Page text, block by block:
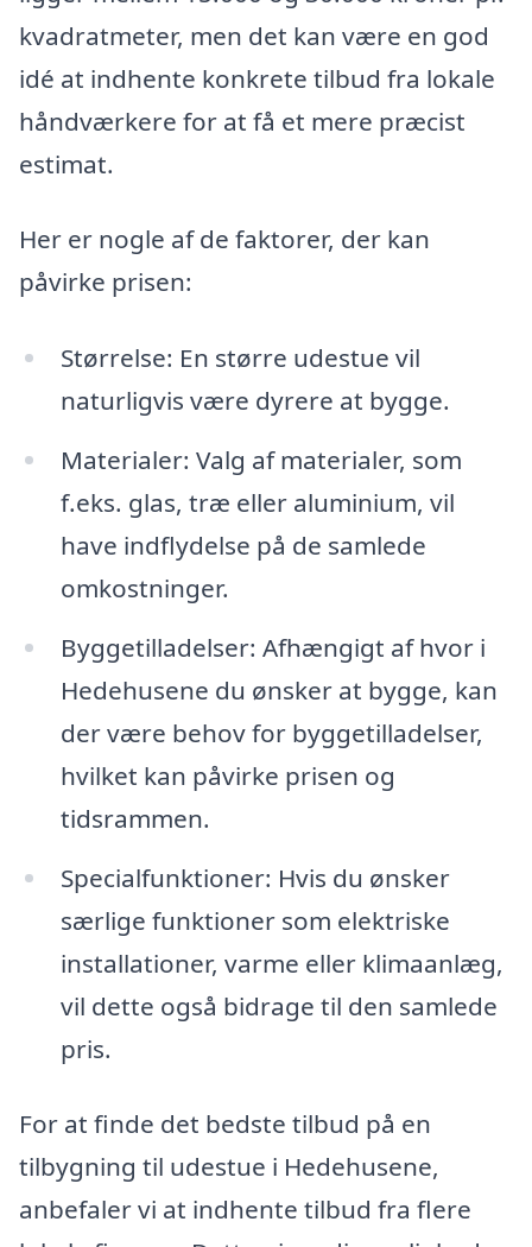
kvadratmeter, men det kan være en god
idé at indhente konkrete tilbud fra lokale
håndværkere for at få et mere præcist
estimat.
Her er nogle af de faktorer, der kan
påvirke prisen:
Størrelse: En større udestue vil
naturligvis være dyrere at bygge.
Materialer: Valg af materialer, som
f.eks. glas, træ eller aluminium, vil
have indflydelse på de samlede
omkostninger.
Byggetilladelser: Afhængigt af hvor i
Hedehusene du ønsker at bygge, kan
der være behov for byggetilladelser,
hvilket kan påvirke prisen og
tidsrammen.
Specialfunktioner: Hvis du ønsker
særlige funktioner som elektriske
installationer, varme eller klimaanlæg,
vil dette også bidrage til den samlede
pris.
For at finde det bedste tilbud på en
tilbygning til udestue i Hedehusene,
anbefaler vi at indhente tilbud fra flere